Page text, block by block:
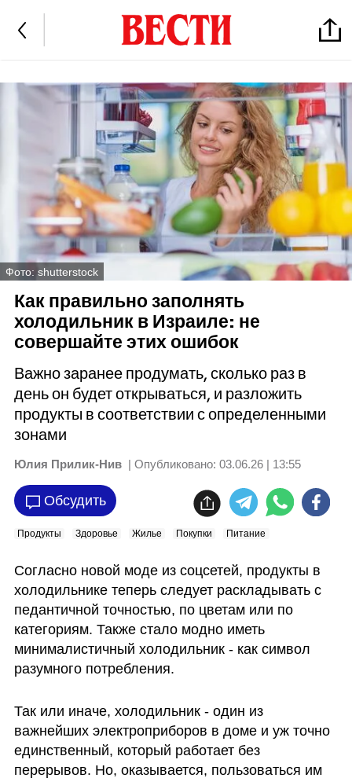
Фото: shutterstock
Как правильно заполнять
холодильник в Израиле: не
совершайте этих ошибок
Важно заранее продумать, сколько раз в
день он будет открываться, и разложить
продукты в соответствии с определенными
зонами
Юлия Прилик-Нив | Опубликовано: 03.06.26 | 13:55
Обсудить
Продукты Здоровье Жилье Покупки Питание
Согласно новой моде из соцсетей, продукты в
холодильнике теперь следует раскладывать с
педантичной точностью, по цветам или по
категориям. Также стало модно иметь
минималистичный холодильник - как символ
разумного потребления.
Так или иначе, холодильник - один из
важнейших электроприборов в доме и уж точно
единственный, который работает без
перерывов. Но, оказывается, пользоваться им